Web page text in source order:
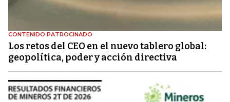
CONTENIDO PATROCINADO
Los retos del CEO en el nuevo tablero global:
geopolítica, poder y acción directiva